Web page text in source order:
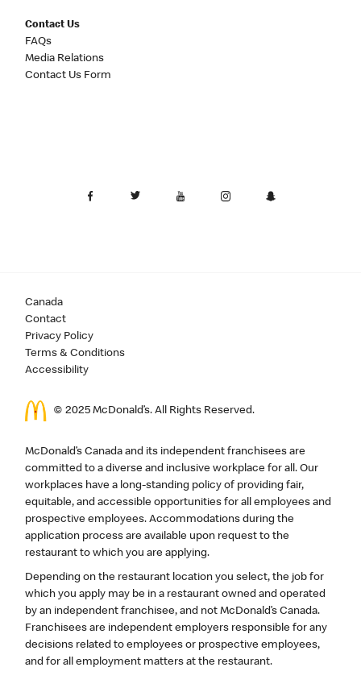
Contact Us
FAQs
Media Relations
Contact Us Form
Canada
Contact
Privacy Policy
Terms & Conditions
Accessibility
© 2025 McDonald’s. All Rights Reserved.
McDonald’s Canada and its independent franchisees are
committed to a diverse and inclusive workplace for all. Our
workplaces have a long-standing policy of providing fair,
equitable, and accessible opportunities for all employees and
prospective employees. Accommodations during the
application process are available upon request to the
restaurant to which you are applying.
Depending on the restaurant location you select, the job for
which you apply may be in a restaurant owned and operated
by an independent franchisee, and not McDonald’s Canada.
Franchisees are independent employers responsible for any
decisions related to employees or prospective employees,
and for all employment matters at the restaurant.